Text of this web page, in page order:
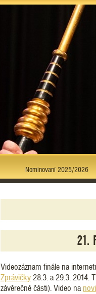
Nominovaní 2025/2026
21.
Videozáznam finále na
Zprávičky 28.3. a 29.3. 2014.
závěrečné části). Video na